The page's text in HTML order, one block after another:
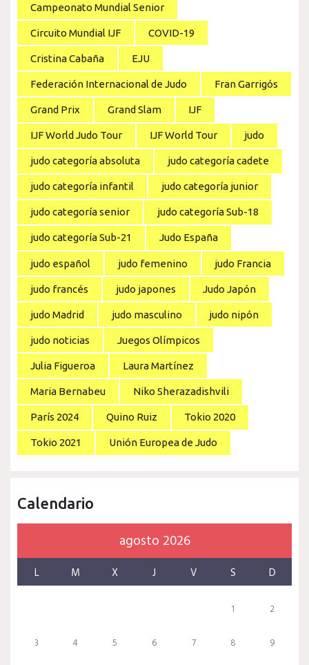
Campeonato Mundial Senior
Circuito Mundial IJF COVID-19
Cristina Cabaña EJU
Federación Internacional de Judo Fran Garrigós
Grand Prix Grand Slam IJF
IJF World Judo Tour IJF World Tour judo
judo categoría absoluta judo categoría cadete
judo categoría infantil judo categoría junior
judo categoría senior judo categoría Sub-18
judo categoría Sub-21 Judo España
judo español judo femenino judo Francia
judo francés judo japones Judo Japón
judo Madrid judo masculino judo nipón
judo noticias Juegos Olímpicos
Julia Figueroa Laura Martínez
Maria Bernabeu Niko Sherazadishvili
París 2024 Quino Ruiz Tokio 2020
Tokio 2021 Unión Europea de Judo
Calendario
agosto 2026
L M X J V S D
1 2
3 4 5 6 7 8 9